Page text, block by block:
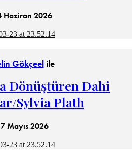
Haziran 2026
Gökçeelile
Dönüştüren Dahi
Sylvia Plath
Mayıs 2026